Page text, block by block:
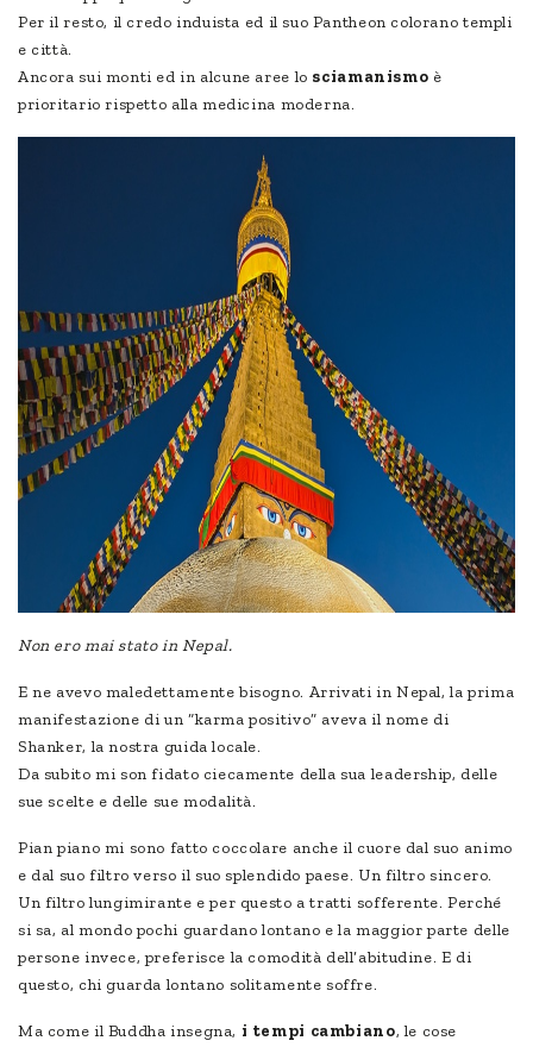
Per il resto, il credo induista ed il suo Pantheon colorano templi
e città.
Ancora sui monti ed in alcune aree lo sciamanismo è
prioritario rispetto alla medicina moderna.
Non ero mai stato in Nepal.
E ne avevo maledettamente bisogno. Arrivati in Nepal, la prima
manifestazione di un “karma positivo” aveva il nome di
Shanker, la nostra guida locale.
Da subito mi son fidato ciecamente della sua leadership, delle
sue scelte e delle sue modalità.
Pian piano mi sono fatto coccolare anche il cuore dal suo animo
e dal suo filtro verso il suo splendido paese. Un filtro sincero.
Un filtro lungimirante e per questo a tratti sofferente. Perché
si sa, al mondo pochi guardano lontano e la maggior parte delle
persone invece, preferisce la comodità dell’abitudine. E di
questo, chi guarda lontano solitamente soffre.
Ma come il Buddha insegna, i tempi cambiano, le cose